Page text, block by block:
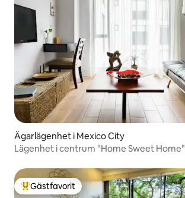
Ägarlägenhet i Mexico City
Lägenhet i centrum "Home Sweet Home"
Populär gästfavorit
Gästfavorit